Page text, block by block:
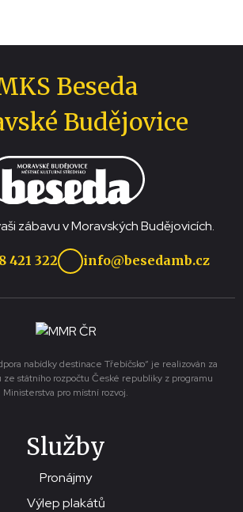
Beseda
Budějovice
zábavu v Moravských Budějovicích.
421 322 info@besedamb.cz
nabídky destinace Třebíčsko“ je realizován za
ze státního rozpočtu České republiky z programu
Ministerstva pro místní rozvoj.
Služby
Pronájmy
Výlep plakátů